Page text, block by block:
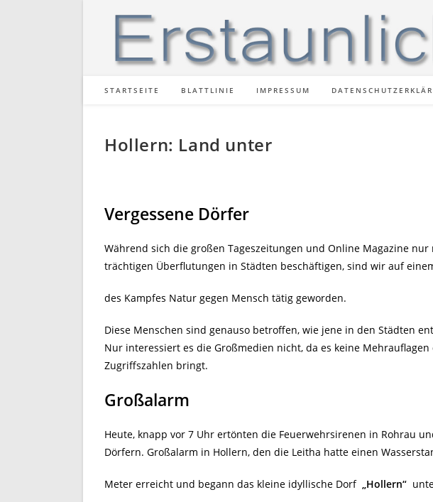
STARTSEITE BLATTLINIE IMPRESSUM
Hollern: Land unter
Vergessene Dörfer
Während sich die großen Tageszeitungen und Online Magazine nur
trächtigen Überflutungen in Städten beschäftigen, sind wir auf
des Kampfes Natur gegen Mensch tätig geworden.
Diese Menschen sind genauso betroffen, wie jene in den Städten
Nur interessiert es die Großmedien nicht, da es keine
Zugriffszahlen bringt.
Großalarm
Heute, knapp vor 7 Uhr ertönten die Feuerwehrsirenen in Rohrau
Dörfern. Großalarm in Hollern, den die Leitha hatte einen
Meter erreicht und begann das kleine idyllische Dorf „Hollern“